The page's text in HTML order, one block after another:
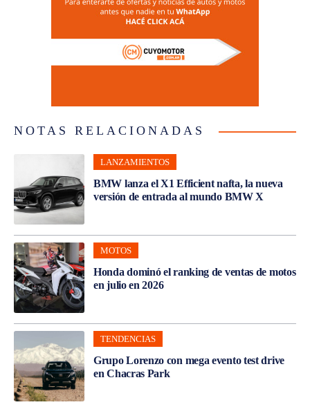
BMW lanza el X1 Efficient nafta, la nueva
versión de entrada al mundo BMW X
Honda dominó el ranking de ventas de motos
TENDENCIAS
Grupo Lorenzo con mega evento test drive
LANZAMIENTOS
Territory Platinum: Ford lanza la nueva
versión tope de gama del SUV más vendido
TENDENCIAS
Vesten brindó capacitación sobre